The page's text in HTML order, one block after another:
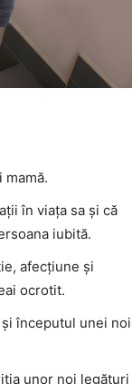
mamă.
în viața sa și că
iubită.
afecțiune și
ocrotit.
începutul unei noi
unor noi legături